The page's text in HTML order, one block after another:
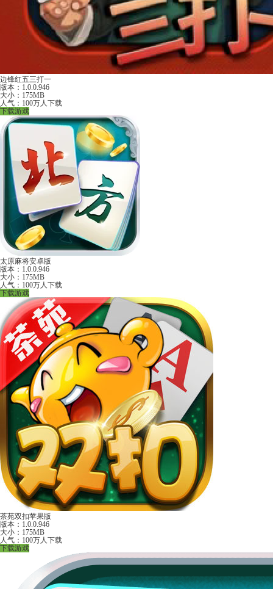
边锋红五三打一
版本：1.0.0.946
大小：175MB
人气：100万人下载
下载游戏
太原麻将安卓版
版本：1.0.0.946
大小：175MB
人气：100万人下载
下载游戏
茶苑双扣苹果版
版本：1.0.0.946
大小：175MB
人气：100万人下载
下载游戏